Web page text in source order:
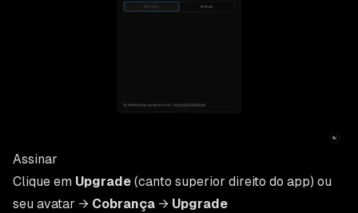
Assinar
Clique em Upgrade (canto superior direito do app) ou
seu avatar → Cobrança → Upgrade